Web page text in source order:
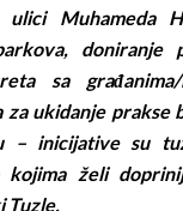
Muhameda
doniranje
sa
za ukidanjeprakse
– inicijative su
kojima želi
Tuzle.